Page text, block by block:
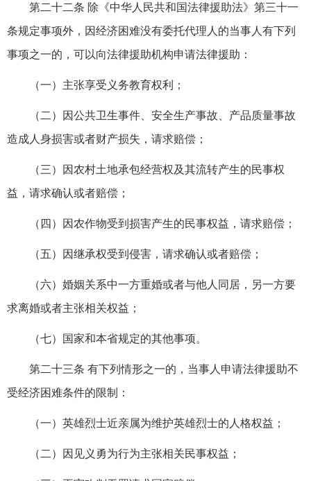
第二十二条 除《中华人民共和国法律援助法》第三十一
条规定事项外，因经济困难没有委托代理人的当事人有下列
事项之一的，可以向法律援助机构申请法律援助：
（一）主张享受义务教育权利；
（二）因公共卫生事件、安全生产事故、产品质量事故
造成人身损害或者财产损失，请求赔偿；
（三）因农村土地承包经营权及其流转产生的民事权
益，请求确认或者赔偿；
（四）因农作物受到损害产生的民事权益，请求赔偿；
（五）因继承权受到侵害，请求确认或者赔偿；
（六）婚姻关系中一方重婚或者与他人同居，另一方要
求离婚或者主张相关权益；
（七）国家和本省规定的其他事项。
第二十三条 有下列情形之一的，当事人申请法律援助不
受经济困难条件的限制：
（一）英雄烈士近亲属为维护英雄烈士的人格权益；
（二）因见义勇为行为主张相关民事权益；